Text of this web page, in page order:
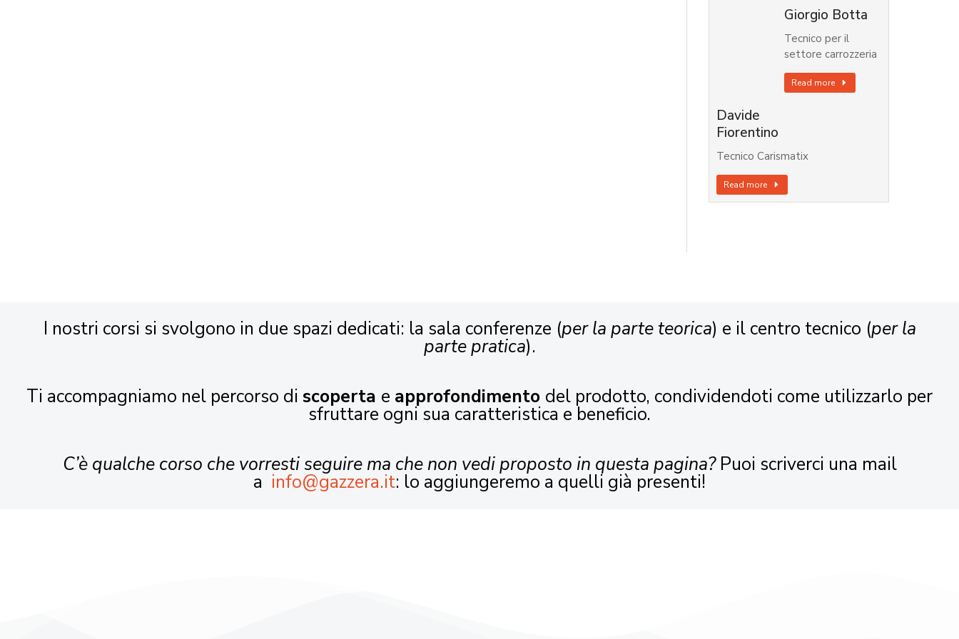
Giorgio Botta
Tecnico per il
settore carrozzeria
Read more
Davide
Fiorentino
Tecnico Carismatix
Read more
I nostri corsi si svolgono in due spazi dedicati: la sala conferenze (per la parte teorica) e il centro tecnico (per la
parte pratica).
Ti accompagniamo nel percorso di scoperta e approfondimento del prodotto, condividendoti come utilizzarlo per
sfruttare ogni sua caratteristica e beneficio.
C’è qualche corso che vorresti seguire ma che non vedi proposto in questa pagina?Puoi scriverci una mail
a info@gazzera.it: lo aggiungeremo a quelli già presenti!